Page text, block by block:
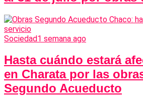
Sociedad1 semana ago
Hasta cuándo estará
en Charata por las
Segundo Acueducto